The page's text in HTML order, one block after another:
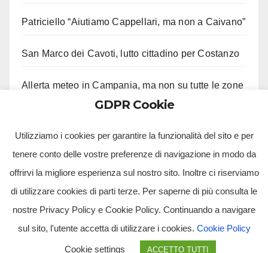
Patriciello “Aiutiamo Cappellari, ma non a Caivano”
San Marco dei Cavoti, lutto cittadino per Costanzo
Allerta meteo in Campania, ma non su tutte le zone
Tv Multimidia Srl - Via Giulio Natta, SNC, 80126, Napoli (NA).
GDPR Cookie
Utilizziamo i cookies per garantire la funzionalità del sito e per
tenere conto delle vostre preferenze di navigazione in modo da
offrirvi la migliore esperienza sul nostro sito. Inoltre ci riserviamo
di utilizzare cookies di parti terze. Per saperne di più consulta le
nostre Privacy Policy e Cookie Policy. Continuando a navigare
sul sito, l'utente accetta di utilizzare i cookies. Cookie Policy
Cookie settings ACCETTO TUTTI